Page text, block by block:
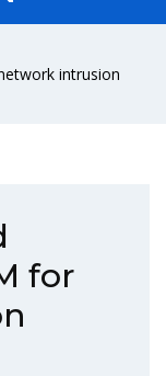
intrusion
for